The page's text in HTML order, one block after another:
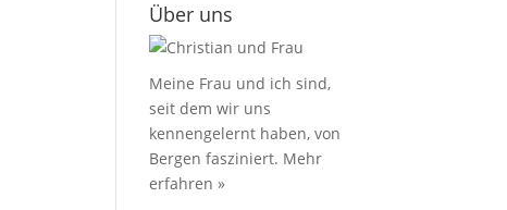
Über uns
Meine Frau und ich sind,
seit dem wir uns
kennengelernt haben, von
Bergen fasziniert. Mehr
erfahren »